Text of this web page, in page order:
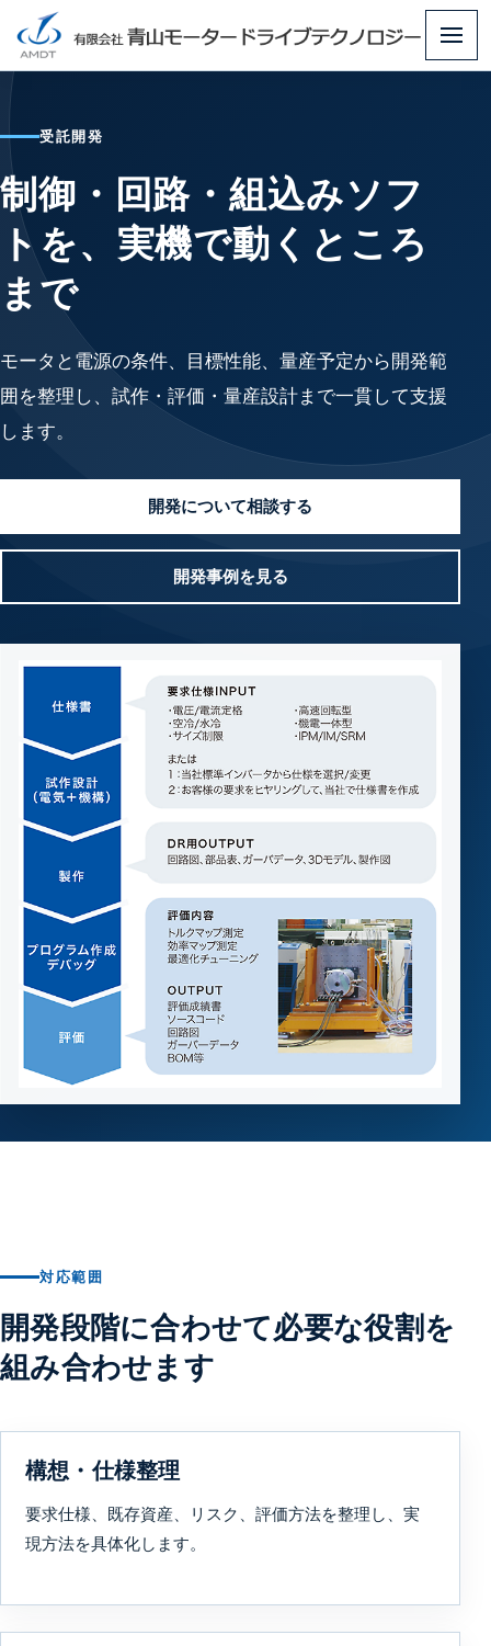
メ
受託開発
制御・回路・組込みソフ
トを、実機で動くところ
まで
モータと電源の条件、目標性能、量産予定から開発範
囲を整理し、試作・評価・量産設計まで一貫して支援
します。
開発について相談する
開発事例を見る
対応範囲
開発段階に合わせて必要な役割を
組み合わせます
構想・仕様整理
要求仕様、既存資産、リスク、評価方法を整理し、実
現方法を具体化します。